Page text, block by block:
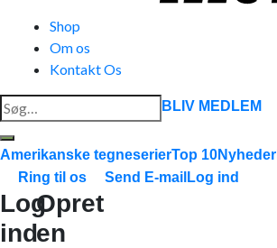
Shop
Om os
Kontakt Os
Søg
efter:
BLIV MEDLEM
Amerikanske tegneserierTop 10Nyheder
Ring til os
Send E-mail Log ind
Log
ind
Opret
en